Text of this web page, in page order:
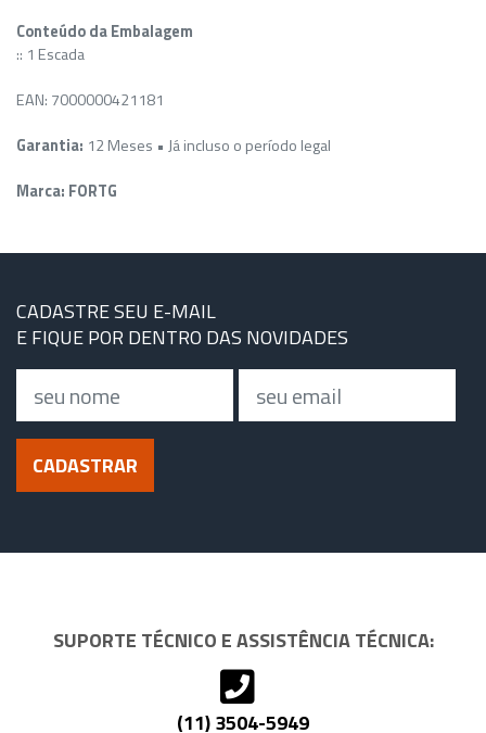
Conteúdo da Embalagem
:: 1 Escada
EAN: 7000000421181
Garantia: 12 Meses • Já incluso o período legal
Marca: FORTG
CADASTRE SEU E-MAIL
E FIQUE POR DENTRO DAS NOVIDADES
CADASTRAR
SUPORTE TÉCNICO E ASSISTÊNCIA TÉCNICA:
(11) 3504-5949